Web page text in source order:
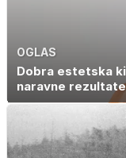
OGLAS
Dobra estetska
naravne rezultate